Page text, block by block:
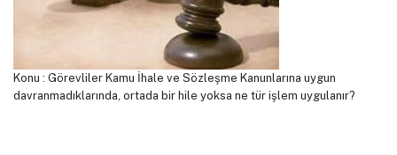
Konu : Görevliler Kamu İhale ve Sözleşme Kanunlarına uygun
davranmadıklarında, ortada bir hile yoksa ne tür işlem uygulanır?